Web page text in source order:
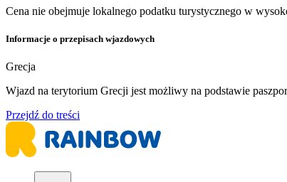
Cena nie obejmuje lokalnego podatku turystycznego w
Informacje o przepisach wjazdowych
Grecja
Wjazd na terytorium Grecji jest możliwy na podstawie
Przejdź do treści